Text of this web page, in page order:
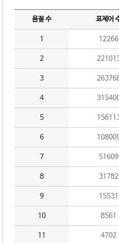
음절 수 표제어
1 12266
2
3
4
5
6
7 51609
8 31782
9 15531
10 8561
11 4702